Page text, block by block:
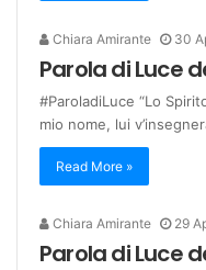
Chiara Amirante 30
Parola di Luce
#ParoladiLuce “Lo
mio nome, lui
Read More »
Chiara Amirante 29
Parola di Luce